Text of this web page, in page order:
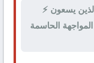
⚡ تُلهب الحماس بين اللاعبين الذين يسعون
الحاسمة